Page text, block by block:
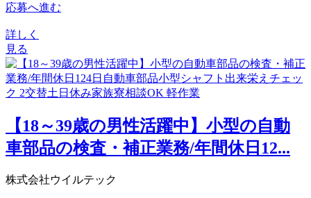
応募へ進む
詳しく
見る
【18～39歳の男性活躍中】小型の自動
車部品の検査・補正業務/年間休日12...
株式会社ウイルテック